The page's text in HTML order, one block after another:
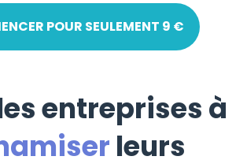
POUR SEULEMENT 9 €
entreprises à
leurs